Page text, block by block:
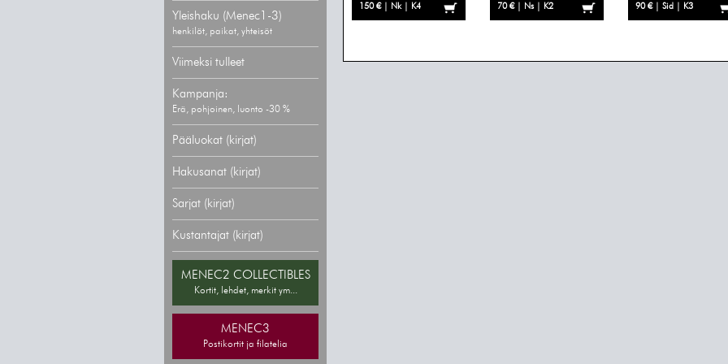
Yleishaku (Menec1-3)
henkilöt, paikat, yhteisöt
Viimeksi tulleet
Kampanja:
Erä, pohjoinen, luonto -30 %
Pääluokat (kirjat)
Hakusanat (kirjat)
Sarjat (kirjat)
Kustantajat (kirjat)
MENEC2 COLLECTIBLES
Kortit, lehdet, merkit ym...
MENEC3
Postikortit ja filatelia
150 € | Nk | K4 70 € | Ns | K2 90 € | Sid | K3